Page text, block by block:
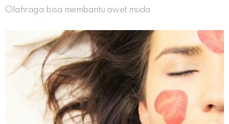
Olahraga bisa membantu awet muda